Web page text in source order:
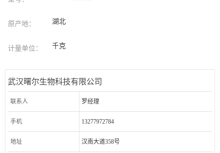
原产地： 湖北
计量单位： 千克
武汉曙尔生物科技有限公司
联系人 罗经理
手机 13277972784
地址 汉南大道358号